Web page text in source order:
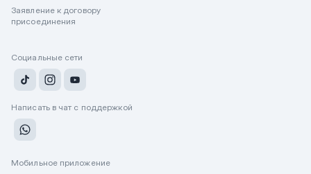
Заявление к договору
присоединения
Социальные сети
Написать в чат с поддержкой
Мобильное приложение